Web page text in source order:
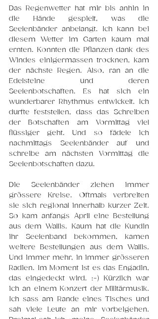
Das Regenwetter hat mir bis anhin in
die Hände gespielt, was die
Seelenbänder anbelangt. Ich kann bei
diesem Wetter im Garten kaum mal
ernten. Konnten die Pflanzen dank des
Windes einigermassen trocknen, kam
der nächste Regen. Also, ran an die
Edelsteine und deren
Seelenbotschaften. Es hat sich ein
wunderbarer Rhythmus entwickelt. Ich
durfte feststellen, dass das Schreiben
der Botschaften am Vormittag viel
flüssiger geht. Und so fädele ich
nachmittags Seelenbänder auf und
schreibe am nächsten Vormittag die
Seelenbotschaften dazu.
Die Seelenbänder ziehen immer
grössere Kreise. Oftmals verbreiten
sie sich regional innerhalb kurzer Zeit.
So kam anfangs April eine Bestellung
aus dem Wallis. Kaum hat die Kundin
ihr Seelenband bekommen, kamen
weitere Bestellungen aus dem Wallis.
Und immer mehr, in immer grösseren
Radien. Im Moment ist es das Engadin,
das eingedeckt wird. :-) Kürzlich war
ich an einem Konzert der Militärmusik.
Ich sass am Rande eines Tisches und
sah viele Leute an mir vorbeigehen.